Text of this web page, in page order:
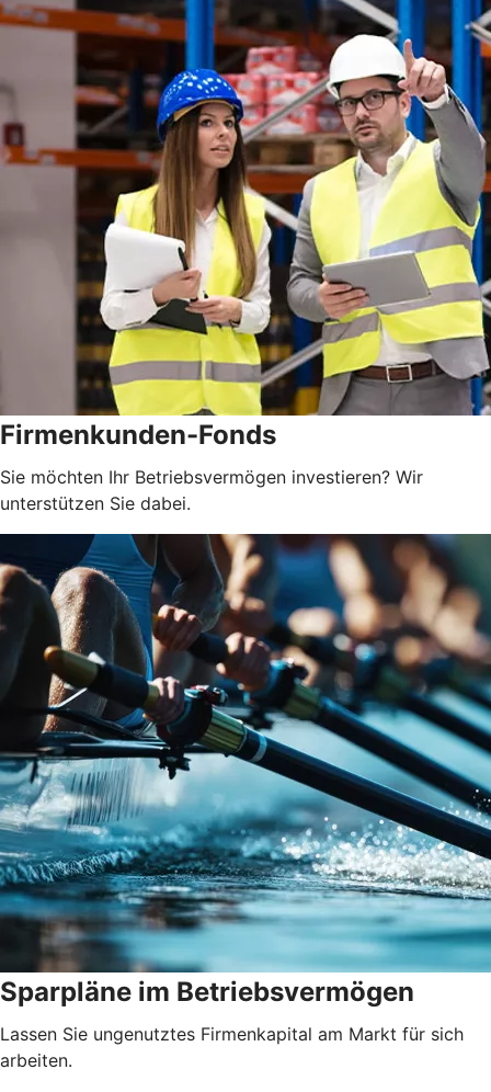
Firmenkunden-Fonds
Sie möchten Ihr Betriebsvermögen investieren? Wir
unterstützen Sie dabei.
Sparpläne im Betriebsvermögen
Lassen Sie ungenutztes Firmenkapital am Markt für sich
arbeiten.